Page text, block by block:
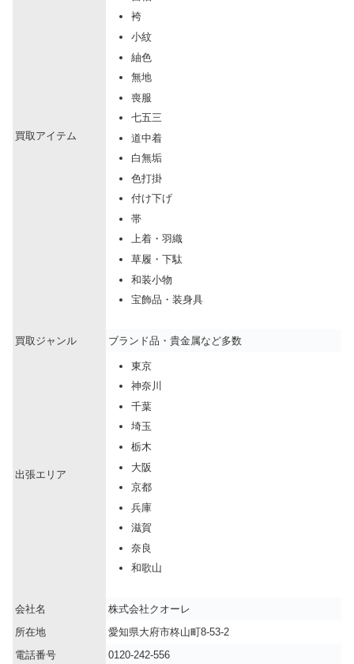
買取アイテム
袴
小紋
紬色
無地
喪服
七五三
道中着
白無垢
色打掛
付け下げ
帯
上着・羽織
草履・下駄
和装小物
宝飾品・装身具
買取ジャンル ブランド品・貴金属など多数
出張エリア
東京
神奈川
千葉
埼玉
栃木
大阪
京都
兵庫
滋賀
奈良
和歌山
会社名
株式会社クオーレ
所在地
愛知県大府市柊山町8-53-2
電話番号
0120-242-556